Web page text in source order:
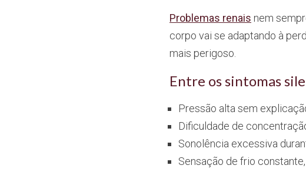
Problemas renais nem
corpo vai se adaptando à
mais perigoso.
Entre os sintomas
Pressão alta sem
Dificuldade de
Sonolência excessiva
Sensação de frio